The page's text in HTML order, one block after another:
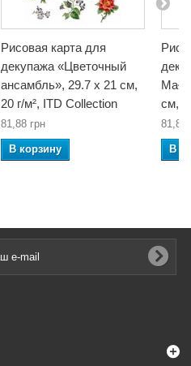
Рисовая карта для
декупажа «Цветочный
ансамбль», 29.7 x 21 см,
20 г/м², ITD Collection
81,88 грн
В корзину
см,
81,88
В